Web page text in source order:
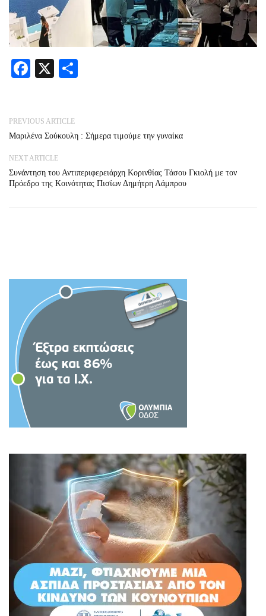
Facebook
X
PREVIOUS ARTICLE
Μαριλένα Σούκουλη : Σήμερα τιμούμε την γυναίκα
NEXT ARTICLE
Συνάντηση του Αντιπεριφερειάρχη Κορινθίας Τάσου Γκιολή με τον
Πρόεδρο της Κοινότητας Πισίων Δημήτρη Λάμπρου